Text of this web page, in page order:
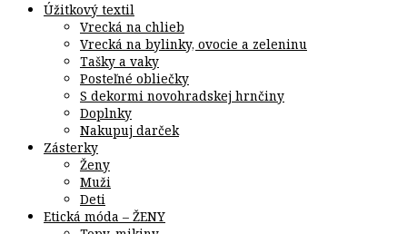
Úžitkový textil
Vrecká na chlieb
Vrecká na bylinky, ovocie a zeleninu
Tašky a vaky
Posteľné obliečky
S dekormi novohradskej hrnčiny
Doplnky
Nakupuj darček
Zásterky
Ženy
Muži
Deti
Etická móda – ŽENY